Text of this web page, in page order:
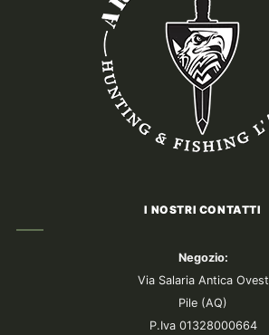
I NOSTRI CONTATTI
Negozio:
Via Salaria Antica Ovest
Pile (AQ)
P.Iva 01328000664